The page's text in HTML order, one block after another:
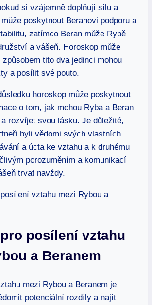
si vzájemně doplňují sílu a
poskytnout Beranovi podporu a
zatímco Beran může Rybě
a vášeň. Horoskop může
tito dva jedinci mohou
a posílit své pouto.
horoskop může poskytnout
o tom, jak mohou Ryba a Beran
rozvíjet svou lásku. Je důležité,
byli vědomi svých vlastních
a úcta ke vztahu a k druhému
porozuměním a komunikací
trvat navždy.
posílení vztahu
a Beranem
mezi Rybou a Beranem je
potenciální rozdíly a najít